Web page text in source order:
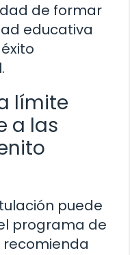
de formar
educativa
límite
a las
puede
programa de
recomienda